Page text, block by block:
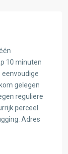
10 minuten
eenvoudige
gelegen
reguliere
perceel.
Adres